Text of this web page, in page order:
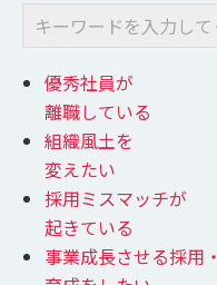
優秀社員が
離職している
組織風土を
変えたい
採用ミスマッチが
起きている
事業成長させる採用・